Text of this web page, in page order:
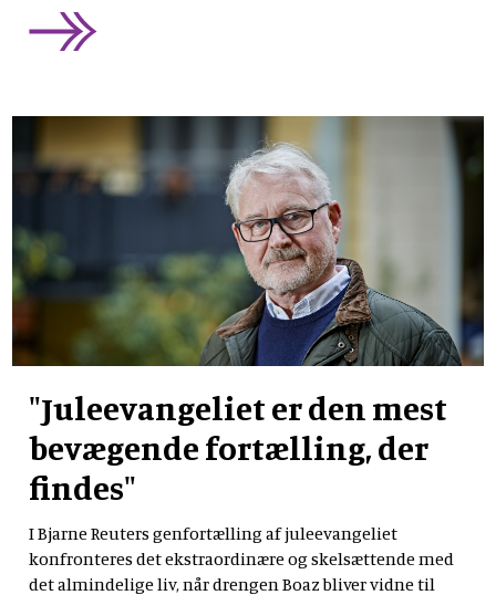
"Juleevangeliet er den mest
bevægende fortælling, der
findes"
I Bjarne Reuters genfortælling af juleevangeliet
konfronteres det ekstraordinære og skelsættende med
det almindelige liv, når drengen Boaz bliver vidne til